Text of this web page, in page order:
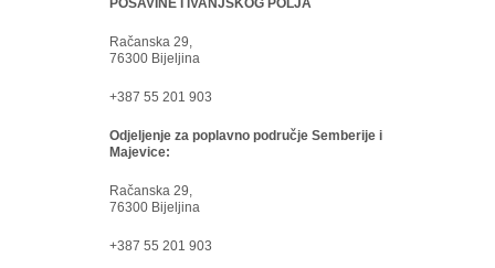
POSAVINE I IVANJSKOG POLJA
Račanska 29,
76300 Bijeljina
+387 55 201 903
Odjeljenje za poplavno područje Semberije i
Majevice:
Račanska 29,
76300 Bijeljina
+387 55 201 903